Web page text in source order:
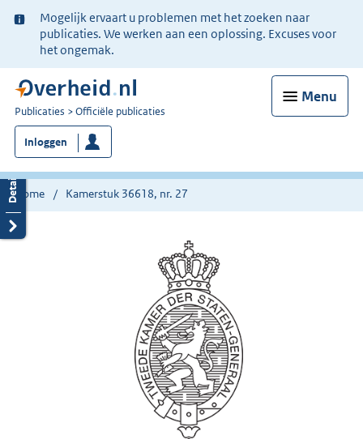
Ter
informatie:
Mogelijk ervaart u problemen met het zoeken naar
publicaties. We werken aan een oplossing. Excuses voor
het ongemak.
Menu
U
bent
nu
hier:
Publicaties Officiële publicaties
Inloggen
Home Kamerstuk 36618, nr. 27